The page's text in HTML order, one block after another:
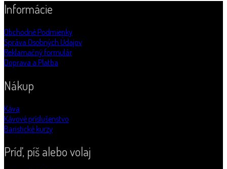
Informácie
Obchodné Podmienky
Správa Osobných Údajov
Reklamačný formulár
Doprava a Platba
Nákup
Káva
Kávové príslušenstvo
Baristické kurzy
Príď, píš alebo volaj